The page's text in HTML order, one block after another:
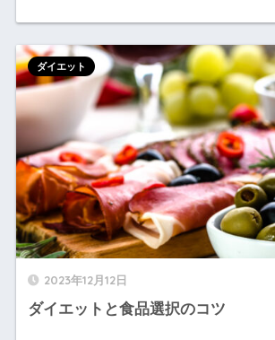
2023年12月12日
ダイエットと食品選択のコツ
ダイエット